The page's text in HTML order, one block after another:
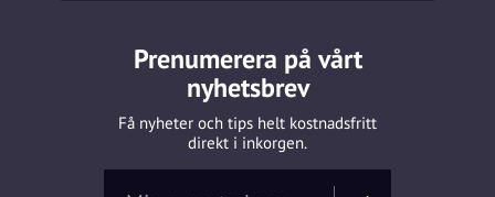
Prenumerera på vårt
nyhetsbrev
Få nyheter och tips helt kostnadsfritt
direkt i inkorgen.